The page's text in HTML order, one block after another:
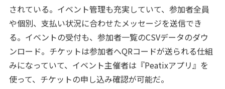
されている。イベント管理も充実していて、参加者全員
や個別、支払い状況に合わせたメッセージを送信でき
る。イベントの受付も、参加者一覧のCSVデータのダウ
ンロード。チケットは参加者へQRコードが送られる仕組
みになっていて、イベント主催者は『Peatixアプリ』を
使って、チケットの申し込み確認が可能だ。